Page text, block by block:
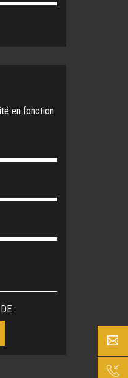
en fonction
: